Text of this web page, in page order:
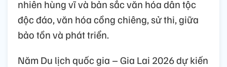
nhiên hùng vĩ và bản sắc văn hóa dân tộc
độc đáo, văn hóa cồng chiêng, sử thi, giữa
bảo tồn và phát triển.
Năm Du lịch quốc gia – Gia Lai 2026 dự kiến